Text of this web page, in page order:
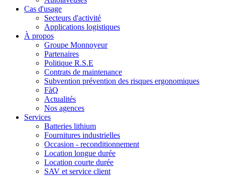
Cas d'usage
Secteurs d'activité
Applications logistiques
À propos
Groupe Monnoyeur
Partenaires
Politique R.S.E
Contrats de maintenance
Subvention prévention des risques ergonomiques
FàQ
Actualités
Nos agences
Services
Batteries lithium
Fournitures industrielles
Occasion - reconditionnement
Location longue durée
Location courte durée
SAV et service client